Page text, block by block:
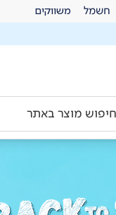
חשמל משווקים